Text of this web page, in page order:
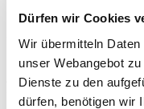
Dürfen wir Cookies
Wir übermitteln Daten
unser Webangebot
Dienste zu den
dürfen, benötigen wir
bereitgestellt, sind die
bereitgestellten
Service-Institut für
kann es aufgrund
Abweichungen
dem gedruckten